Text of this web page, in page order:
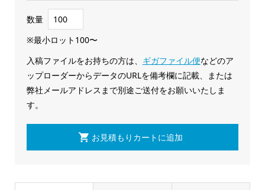
数量
※最小ロット100〜
入稿ファイルをお持ちの方は、 ギガファイル便などのア
ップローダーからデータのURLを備考欄に記載、または
弊社メールアドレスまで別途ご送付をお願いいたしま
す。